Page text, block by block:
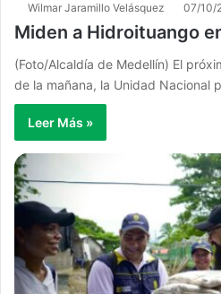
Wilmar Jaramillo Velásquez 07/10/
Miden a Hidroituango
(Foto/Alcaldía de Medellín) El
de la mañana, la Unidad Nacional
Leer Más »